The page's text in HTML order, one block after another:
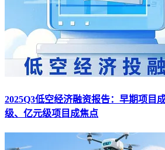
2025Q3低空经济融资报告：早期项目
级、亿元级项目成焦点